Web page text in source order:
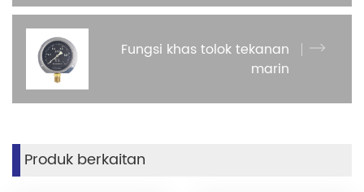
Fungsi khas tolok tekanan
marin
Produk berkaitan